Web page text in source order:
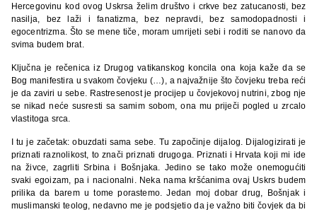
Hercegovinu kod ovog Uskrsa želim društvo i crkve bez zatucanosti, bez
nasilja, bez laži i fanatizma, bez nepravdi, bez samodopadnosti i
egocentrizma. Što se mene tiče, moram umrijeti sebi i roditi se nanovo da
svima budem brat.
Ključna je rečenica iz Drugog vatikanskog koncila ona koja kaže da se
Bog manifestira u svakom čovjeku (…), a najvažnije što čovjeku treba reći
je da zaviri u sebe. Rastresenost je procijep u čovjekovoj nutrini, zbog nje
se nikad neće susresti sa samim sobom, ona mu priječi pogled u zrcalo
vlastitoga srca.
I tu je začetak: obuzdati sama sebe. Tu započinje dijalog. Dijalogizirati je
priznati raznolikost, to znači priznati drugoga. Priznati i Hrvata koji mi ide
na živce, zagrliti Srbina i Bošnjaka. Jedino se tako može onemogućiti
svaki egoizam, pa i nacionalni. Neka nama kršćanima ovaj Uskrs budem
prilika da barem u tome porastemo. Jedan moj dobar drug, Bošnjak i
muslimanski teolog, nedavno me je podsjetio da je važno biti čovjek da bi